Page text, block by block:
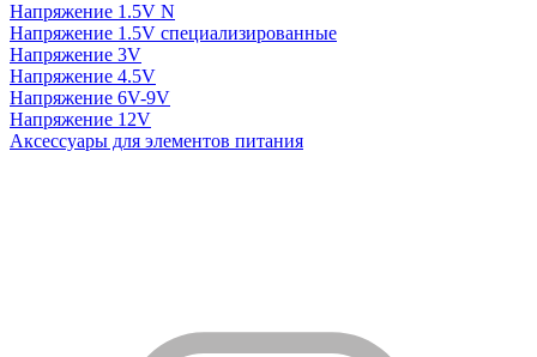
Напряжение 1.5V N
Напряжение 1.5V специализированные
Напряжение 3V
Напряжение 4.5V
Напряжение 6V-9V
Напряжение 12V
Аксессуары для элементов питания